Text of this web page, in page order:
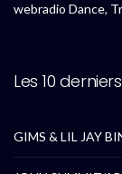
webradio Dance,
Les 10
GIMS & LIL JAY